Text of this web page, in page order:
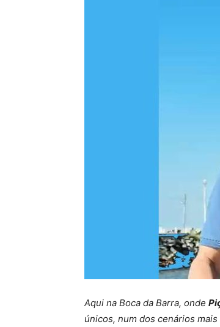
Aqui na Boca da Barra, onde
únicos, num dos cenários